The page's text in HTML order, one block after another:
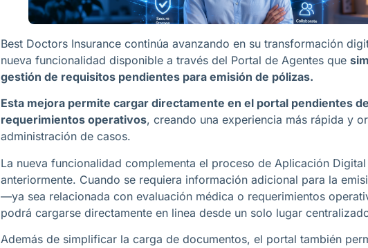
Best Doctors Insurance continúa avanzando en su transformación
nueva funcionalidad disponible a través del Portal de Agentes que
gestión de requisitos pendientes para emisión de pólizas.
Esta mejora permite cargar directamente en el portal pendientes
requerimientos operativos, creando una experiencia más rápida y
administración de casos.
La nueva funcionalidad complementa el proceso de Aplicación
anteriormente. Cuando se requiera información adicional para la
—ya sea relacionada con evaluación médica o requerimientos
podrá cargarse directamente en linea desde un solo lugar
Además de simplificar la carga de documentos, el portal también